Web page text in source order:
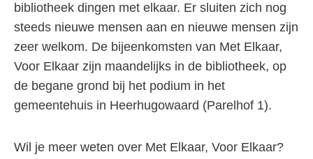
bibliotheek dingen met elkaar. Er sluiten zich nog
steeds nieuwe mensen aan en nieuwe mensen zijn
zeer welkom. De bijeenkomsten van Met Elkaar,
Voor Elkaar zijn maandelijks in de bibliotheek, op
de begane grond bij het podium in het
gemeentehuis in Heerhugowaard (Parelhof 1).
Wil je meer weten over Met Elkaar, Voor Elkaar?